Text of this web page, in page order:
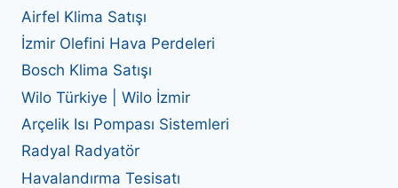
Airfel Klima Satışı
İzmir Olefini Hava Perdeleri
Bosch Klima Satışı
Wilo Türkiye | Wilo İzmir
Arçelik Isı Pompası Sistemleri
Radyal Radyatör
Havalandırma Tesisatı